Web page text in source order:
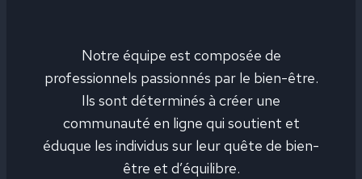
Notre équipe est composée de
professionnels passionnés par le bien-être.
Ils sont déterminés à créer une
communauté en ligne qui soutient et
éduque les individus sur leur quête de bien-
être et d’équilibre.